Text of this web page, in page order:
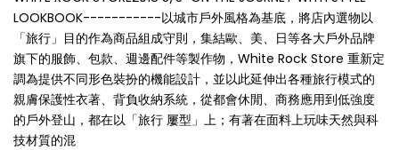
LOOKBOOK-----------以城市戶外風格為基底，將店內選物以
「旅行」目的作為商品組成守則，集結歐、美、日等各大戶外品牌
旗下的服飾、包款、週邊配件等製作物，White Rock Store 重新定
調為提供不同形色裝扮的機能設計，並以此延伸出各種旅行模式的
親膚保護性衣著、背負收納系統，從都會休閒、商務應用到低強度
的戶外登山，都在以「旅行 屢型」上；有著在面料上玩味天然與科
技材質的混